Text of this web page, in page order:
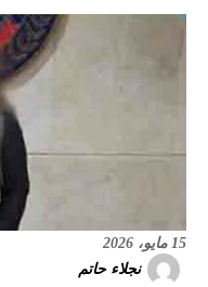
15 مايو، 2026
نجلاء حاتم